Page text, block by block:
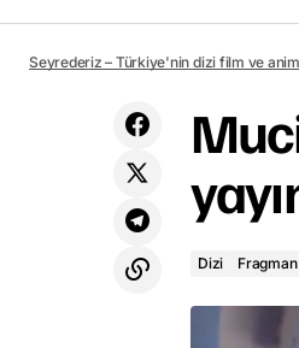
9 Kere Leyla yayımlandı
Seyrederiz – Türkiye'nin dizi film ve
Dizi Fragman